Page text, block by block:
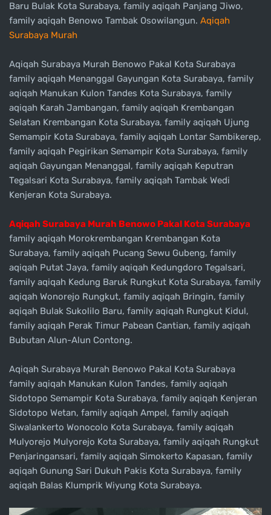
Baru Bulak Kota Surabaya, family aqiqah Panjang Jiwo,
family aqiqah Benowo Tambak Osowilangun. Aqiqah
Surabaya Murah
Aqiqah Surabaya Murah Benowo Pakal Kota Surabaya
family aqiqah Menanggal Gayungan Kota Surabaya, family
aqiqah Manukan Kulon Tandes Kota Surabaya, family
aqiqah Karah Jambangan, family aqiqah Krembangan
Selatan Krembangan Kota Surabaya, family aqiqah Ujung
Semampir Kota Surabaya, family aqiqah Lontar Sambikerep,
family aqiqah Pegirikan Semampir Kota Surabaya, family
aqiqah Gayungan Menanggal, family aqiqah Keputran
Tegalsari Kota Surabaya, family aqiqah Tambak Wedi
Kenjeran Kota Surabaya.
Aqiqah Surabaya Murah Benowo Pakal Kota Surabaya
family aqiqah Morokrembangan Krembangan Kota
Surabaya, family aqiqah Pucang Sewu Gubeng, family
aqiqah Putat Jaya, family aqiqah Kedungdoro Tegalsari,
family aqiqah Kedung Baruk Rungkut Kota Surabaya, family
aqiqah Wonorejo Rungkut, family aqiqah Bringin, family
aqiqah Bulak Sukolilo Baru, family aqiqah Rungkut Kidul,
family aqiqah Perak Timur Pabean Cantian, family aqiqah
Bubutan Alun-Alun Contong.
Aqiqah Surabaya Murah Benowo Pakal Kota Surabaya
family aqiqah Manukan Kulon Tandes, family aqiqah
Sidotopo Semampir Kota Surabaya, family aqiqah Kenjeran
Sidotopo Wetan, family aqiqah Ampel, family aqiqah
Siwalankerto Wonocolo Kota Surabaya, family aqiqah
Mulyorejo Mulyorejo Kota Surabaya, family aqiqah Rungkut
Penjaringansari, family aqiqah Simokerto Kapasan, family
aqiqah Gunung Sari Dukuh Pakis Kota Surabaya, family
aqiqah Balas Klumprik Wiyung Kota Surabaya.